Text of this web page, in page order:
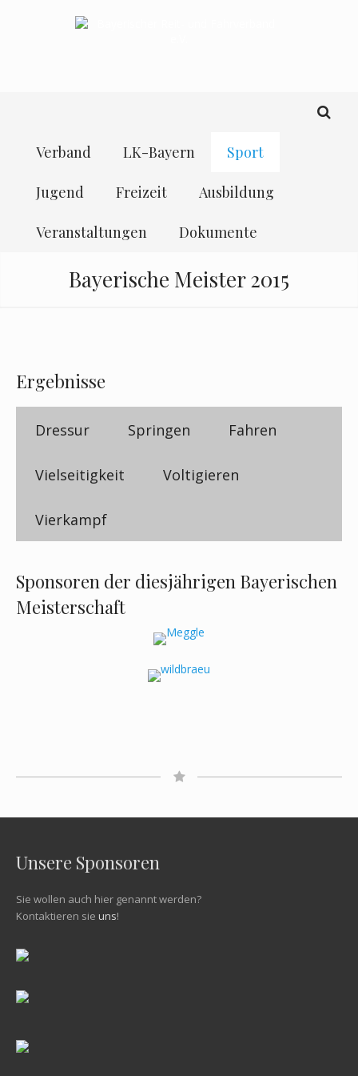
Verband LK-Bayern Sport
Jugend Freizeit Ausbildung
Veranstaltungen Dokumente
Bayerische Meister 2015
Ergebnisse
Dressur Springen Fahren
Vielseitigkeit Voltigieren
Vierkampf
Sponsoren der diesjährigen Bayerischen
Meisterschaft
Unsere Sponsoren
Sie wollen auch hier genannt werden?
Kontaktieren sie uns!